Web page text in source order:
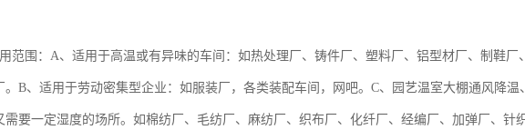
范围：A、适用于高温或有异味的车间：如热处理厂、铸件厂、塑料厂、铝型材厂、制鞋厂
。B、适用于劳动密集型企业：如服装厂，各类装配车间，网吧。C、园艺温室大棚通风降
需要一定湿度的场所。如棉纺厂、毛纺厂、麻纺厂、织布厂、化纤厂、经编厂、加弹厂、针